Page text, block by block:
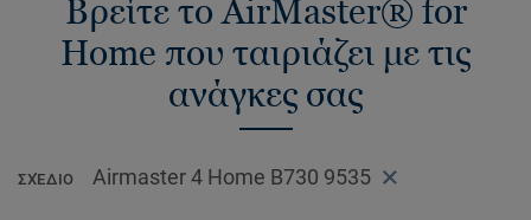
Βρείτε το AirMaster® for
Home που ταιριάζει με τις
ανάγκες σας
ΣΧΈΔΙΟ Airmaster 4 Home B730 9535